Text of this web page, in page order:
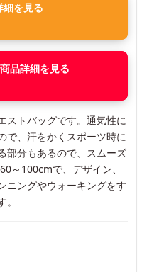
を見る
品詳細を見る
ストバッグです。通気性に
で、汗をかくスポーツ時に
部分もあるので、スムーズ
～100cmで、デザイン、
ニングやウォーキングをす